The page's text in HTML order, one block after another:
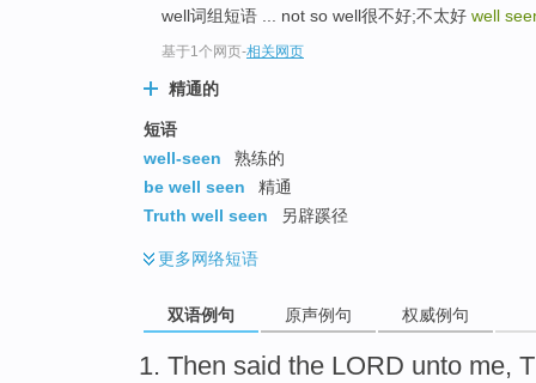
well词组短语 ... not so well很不好;不太好 well
基于1个网页-相关网页
精通的
短语
well-seen
熟练的
be well seen
精通
Truth well seen
另辟蹊径
更多网络短语
双语例句 原声例句 权威例句
Then said the LORD unto me,